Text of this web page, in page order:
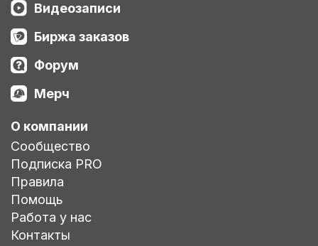
Видеозаписи
Биржа заказов
Форум
Мерч
О компании
Сообщество
Подписка PRO
Правила
Помощь
Работа у нас
Контакты